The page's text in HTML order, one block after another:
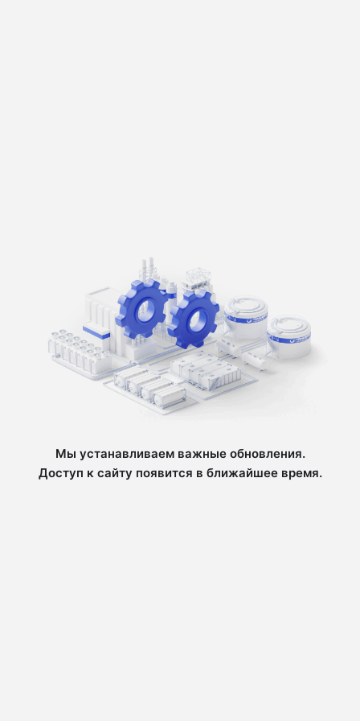
Мы устанавливаем важные обновления.
Доступ к сайту появится в ближайшее время.